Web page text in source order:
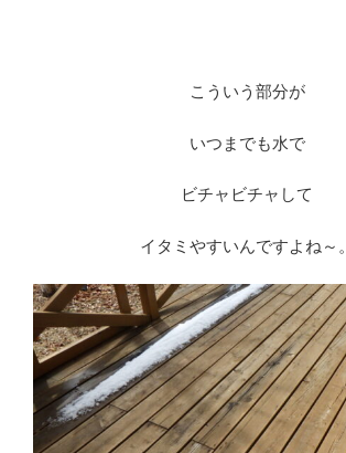
こういう部分が
いつまでも水で
ビチャビチャして
イタミやすいんですよね～。